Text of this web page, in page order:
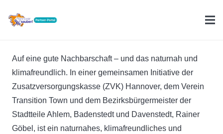
Auf eine gute Nachbarschaft – und das naturnah und
klimafreundlich. In einer gemeinsamen Initiative der
Zusatzversorgungskasse (ZVK) Hannover, dem Verein
Transition Town und dem Bezirksbürgermeister der
Stadtteile Ahlem, Badenstedt und Davenstedt, Rainer
Göbel, ist ein naturnahes, klimafreundliches und